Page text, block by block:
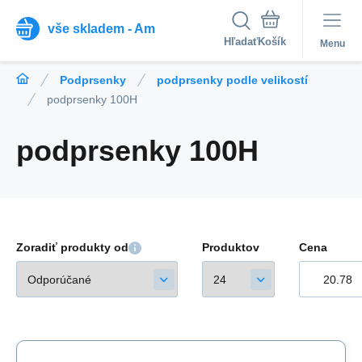
vše skladem - Am
Hľadať Menu
Podprsenky
podprsenky podle velikostí
podprsenky 100H
podprsenky 100H
Zoradiť produkty od Produktov Cena